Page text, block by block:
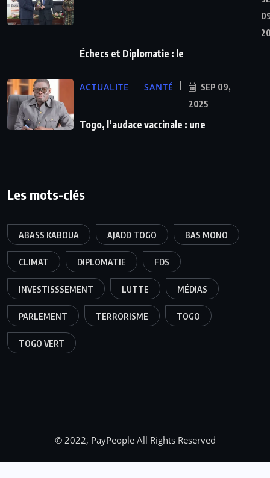
Échecs et Diplomatie : le
ACTUALITE SANTÉ
SEP 09,
2025
Togo, l’audace vaccinale : une
Les mots-clés
ABASS KABOUA AJADD TOGO BAS MONO
CLIMAT DIPLOMATIE FDS
INVESTISSSEMENT LUTTE MÉDIAS
PARLEMENT TERRORISME TOGO
TOGO VERT
© 2022, PayPeople All Rights Reserved